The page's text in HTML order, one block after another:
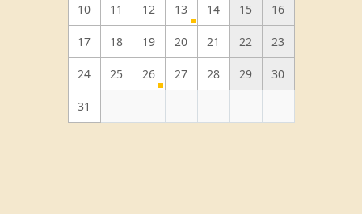
10 11 12 13 14 15 16
17 18 19 20 21 22 23
24 25 26 27 28 29 30
31